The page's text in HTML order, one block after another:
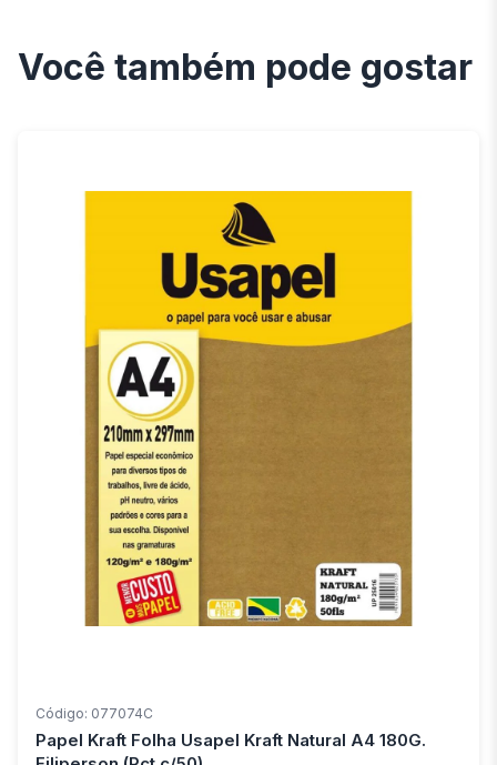
Você também pode gostar
Código: 077074C
Papel Kraft Folha Usapel Kraft Natural A4 180G.